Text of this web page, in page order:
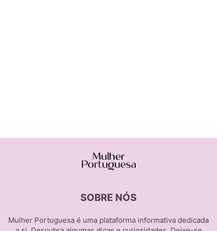
SOBRE NÓS
Mulher Portuguesa é uma plataforma informativa dedicada